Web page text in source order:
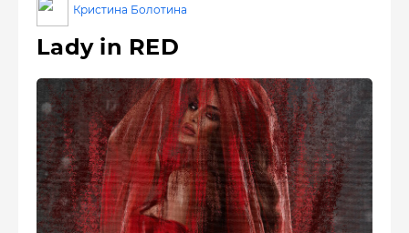
Кристина Болотина
Lady in RED